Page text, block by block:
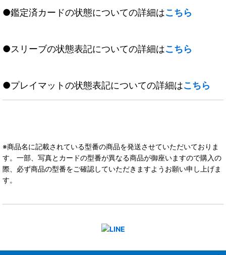
●鑑定済カードの状態についての詳細はこちら
●スリーブの状態表記についての詳細はこちら
●プレイマットの状態表記についての詳細はこちら
※商品名に記載されている型番の商品を発送させていただいておりま
す。一部、写真とカードの型番が異なる商品が御座いますので購入の
際、必ず商品の型番をご確認していただきますようお願い申し上げま
す。